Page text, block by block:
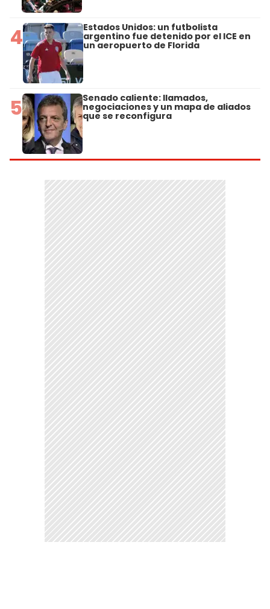
4 Estados Unidos: un futbolista
argentino fue detenido por el ICE en
un aeropuerto de Florida
5 Senado caliente: llamados,
negociaciones y un mapa de aliados
que se reconfigura